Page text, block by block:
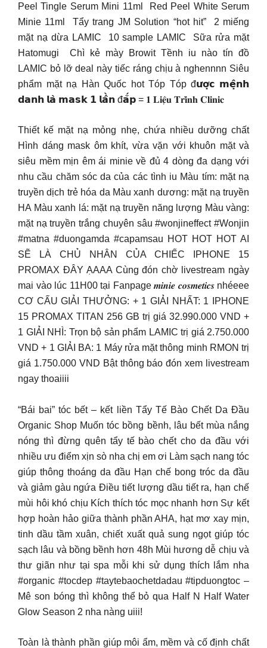
Peel Tingle Serum Mini 11ml ️ Red Peel White Serum
Minie 11ml ️ Tẩy trang JM Solution “hot hit” ️ 2 miếng
mặt nạ dừa LAMIC ️ 10 sample LAMIC ️ Sữa rửa mặt
Hatomugi ️ Chì kẻ mày Browit Tềnh iu nào tín đồ
LAMIC bỏ lỡ deal này tiếc ráng chịu à nghennnn Siêu
phẩm mặt nạ Hàn Quốc hot Tóp Tóp đ𝘂̛𝗼̛̣𝗰 𝗺𝗲̣̂𝗻𝗵
𝗱𝗮𝗻𝗵 𝗹𝗮̀ 𝗺𝗮𝘀𝗸 𝟭 𝗹𝗮̂̀𝗻 đ𝗮̆́𝗽 = 𝟏 𝐋𝐢𝐞̣̂𝐮 𝐓𝐫𝐢̀𝐧𝐡 𝐂𝐥𝐢𝐧𝐢𝐜
Thiết kế mặt nạ mỏng nhẹ, chứa nhiều dưỡng chất
Hình dáng mask ôm khít, vừa vặn với khuôn mặt và
siêu mềm mịn êm ái minie về đủ 4 dòng đa dạng với
nhu cầu chăm sóc da của các tình iu Màu tím: mặt nạ
truyền dịch trẻ hóa da Màu xanh dương: mặt nạ truyền
HA Màu xanh lá: mặt nạ truyền năng lượng Màu vàng:
mặt nạ truyền trắng chuyên sâu #wonjineffect #Wonjin
#matna #duongamda #capamsau HOT HOT HOT AI
SẼ LÀ CHỦ NHÂN CỦA CHIẾC IPHONE 15
PROMAX ĐÂY ẠAAA Cùng đón chờ livestream ngày
mai vào lúc 11H00 tại Fanpage 𝒎𝒊𝒏𝒊𝒆 𝒄𝒐𝒔𝒎𝒆𝒕𝒊𝒄𝒔 nhéeee
CƠ CẤU GIẢI THƯỞNG: + 1 GIẢI NHẤT: 1 IPHONE
15 PROMAX TITAN 256 GB trị giá 32.990.000 VND +
1 GIẢI NHÌ: Trọn bộ sản phẩm LAMIC trị giá 2.750.000
VND + 1 GIẢI BA: 1 Máy rửa mặt thông minh RMON trị
giá 1.750.000 VND Bật thông báo đón xem livestream
ngay thoaiiii
“Bái bai” tóc bết – kết liền Tẩy Tế Bào Chết Da Đầu
Organic Shop Muốn tóc bồng bềnh, lâu bết mùa nắng
nóng thì đừng quên tẩy tế bào chết cho da đầu với
nhiều ưu điểm xịn sò nha chị em ơi Làm sạch nang tóc
giúp thông thoáng da đầu Hạn chế bong tróc da đầu
và giảm gàu ngứa Điều tiết lượng dầu tiết ra, hạn chế
mùi hôi khó chịu Kích thích tóc mọc nhanh hơn Sự kết
hợp hoàn hảo giữa thành phần AHA, hạt mơ xay mịn,
tinh dầu tầm xuân, chiết xuất quả sung ngọt giúp tóc
sạch lâu và bồng bềnh hơn 48h Mùi hương dễ chịu và
thư giãn như tại spa mỗi khi sử dụng thích lắm nha
#organic #tocdep #taytebaochetdadau #tipduongtoc –
Mê son bóng thì không thể bỏ qua Half N Half Water
Glow Season 2 nha nàng uiii!
Toàn là thành phần giúp môi ẩm, mềm và cố định chất